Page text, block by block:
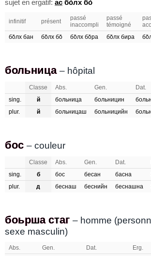
sujet en ergatif: ас бо̌лх бо̌
infinitif présent
passé
inaccompli
passé
témoigné
бо̌лх бан бо̌лх бо̌ бо̌лх бо̌ра бо̌лх бира
больница
больница – hôpital
Classe Abs. Gen. Dat.
sing.
й больница больницин
plur.
й больницаш больницийн
бос
бос – couleur
Classe Abs. Gen. Dat.
sing.
б бос бесан басна
plur.
д беснаш беснийн беснашна
боьрша стаг
боьрша стаг – homme
sexe masculin)
Abs. Gen. Dat. Erg.